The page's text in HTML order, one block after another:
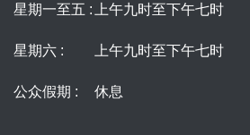
星期一至五 : 上午九时至下午七时
星期六 : 上午九时至下午七时
公众假期 : 休息